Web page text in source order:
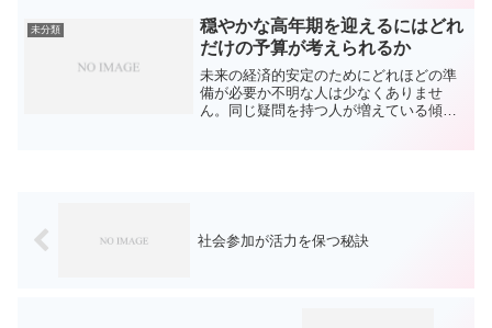
享受することを目指しています。年金生
活に充てるための蓄え方に...
未分類
穏やかな高年期を迎えるにはどれ
だけの予算が考えられるか
未来の経済的安定のためにどれほどの準
備が必要か不明な人は少なくありませ
ん。同じ疑問を持つ人が増えている傾向
社会参加が活力を保つ秘訣